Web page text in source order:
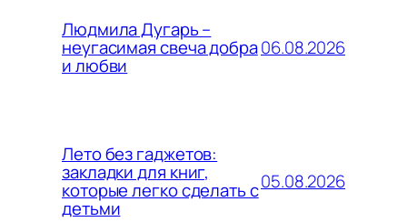
Людмила Дугарь –
неугасимая свеча добра
и любви
06.08.2026
Лето без гаджетов:
закладки для книг,
которые легко сделать с
детьми
05.08.2026